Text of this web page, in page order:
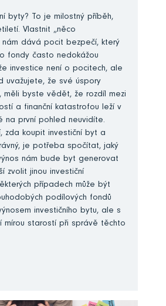
byty? To je milostný příběh,
Vlastnit „něco
nám dává pocit bezpečí, který
fondy často nedokážou
investice není o pocitech, ale
uvažujete, že své úspory
měli byste vědět, že rozdíl mezi
a finanční katastrofou leží v
na první pohled neuvidíte.
zda koupit investiční byt a
je potřeba spočítat, jaký
nám bude byt generovat
zvolit jinou investiční
případech může být
podílových fondů
investičního bytu, ale s
mírou starostí při správě těchto